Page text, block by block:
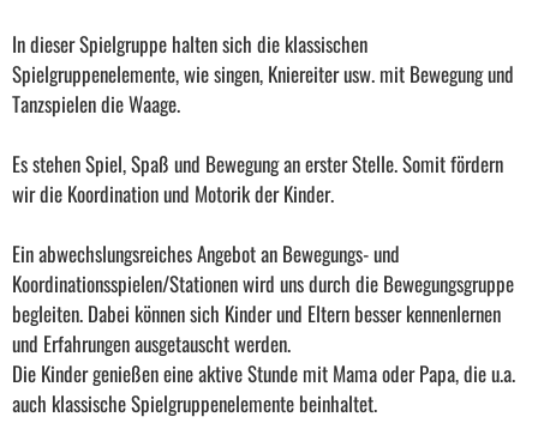
In dieser Spielgruppe halten sich die klassischen
Spielgruppenelemente, wie singen, Kniereiter usw. mit Bewegung und
Tanzspielen die Waage.
Es stehen Spiel, Spaß und Bewegung an erster Stelle. Somit fördern
wir die Koordination und Motorik der Kinder.
Ein abwechslungsreiches Angebot an Bewegungs- und
Koordinationsspielen/Stationen wird uns durch die Bewegungsgruppe
begleiten. Dabei können sich Kinder und Eltern besser kennenlernen
und Erfahrungen ausgetauscht werden.
Die Kinder genießen eine aktive Stunde mit Mama oder Papa, die u.a.
auch klassische Spielgruppenelemente beinhaltet.